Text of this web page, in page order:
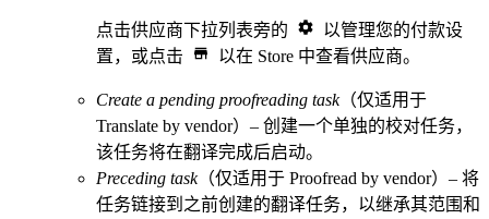
点击供应商下拉列表旁的
以管理您的付款设
置，或点击
以在 Store 中查看供应商。
Create a pending proofreading task（仅适用于
Translate by vendor）– 创建一个单独的校对任务，
该任务将在翻译完成后启动。
Preceding task（仅适用于 Proofread by vendor）– 将
任务链接到之前创建的翻译任务，以继承其范围和